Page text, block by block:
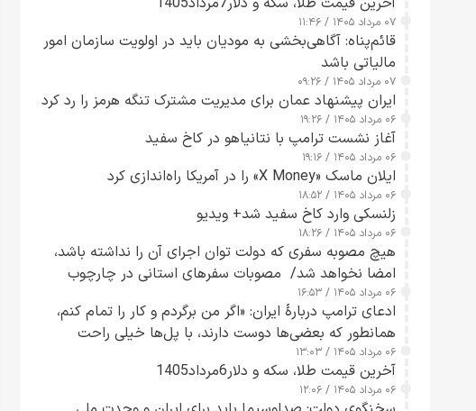
۰۷ مرداد ۱۴۰۵ / ۱۱:۴۶
قائم‌پناه: آگاهی‌بخشی به مودیان باید در اولویت سازمان امور
مالیاتی باشد
۰۷ مرداد ۱۴۰۵ / ۰۹:۲۶
ایران پیشنهاد عمان برای مدیریت مشترک تنگه هرمز را رد کرد
۰۶ مرداد ۱۴۰۵ / ۱۹:۲۶
آغاز نشست ترامپ با نتانیاهو در کاخ سفید
۰۶ مرداد ۱۴۰۵ / ۱۹:۱۶
ایلان ماسک «X Money» را در آمریکا راه‌اندازی کرد
۰۶ مرداد ۱۴۰۵ / ۱۸:۵۲
زلنسکی وارد کاخ سفید شد+ ویدیو
۰۶ مرداد ۱۴۰۵ / ۱۸:۲۶
هیچ مصوبه سفری که دولت توان اجرای آن را نداشته باشد،
امضا نخواهد شد/ مصوبات سفرهای استانی در چارچوب
قانون بودجه است+ عکس
۰۶ مرداد ۱۴۰۵ / ۱۶:۵۳
ادعای ترامپ دربارهٔ ایران: «اگر من برگردم و کار را تمام کنم،
همانطور که بعضی‌ها دوست دارند، با پل‌ها خیلی راحت
می‌توانم بیشتر پل‌هایشان را در کمتر از یک ساعت از بین
ببرم+ ویدیو
۰۶ مرداد ۱۴۰۵ / ۱۳:۰۳
آخرین قیمت طلا، سکه و دلار6مرداد1405
۰۶ مرداد ۱۴۰۵ / ۱۲:۰۶